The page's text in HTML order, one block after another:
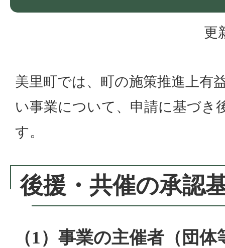
更
美里町では、町の施策推進上有
い事業について、申請に基づき
す。
後援・共催の承認
（1）事業の主催者（団